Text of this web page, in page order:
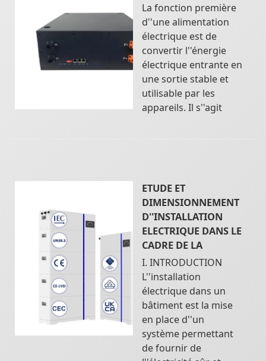
La fonction première
d''une alimentation
électrique est de
convertir l''énergie
électrique entrante en
une sortie stable et
utilisable par les
appareils. Il s''agit
ETUDE ET
DIMENSIONNEMENT
D''INSTALLATION
ELECTRIQUE DANS LE
CADRE DE LA
I. INTRODUCTION
L''installation
électrique dans un
bâtiment est la mise
en place d''un
système permettant
de fournir de